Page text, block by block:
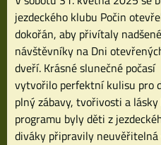
jezdeckého klubu Počin
dokořán, aby přivítaly nadšené
návštěvníky na Dni
dveří. Krásné slunečné počasí
vytvořilo perfektní kulisu pro
plný zábavy, tvořivosti a
programu byly děti z
diváky připravily